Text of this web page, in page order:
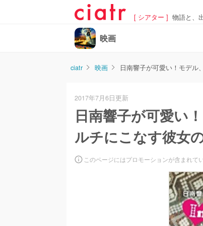
[ シアター ] 物語と、
映画
ciatr 映画 日南響子が可愛い！モデル
2017年7月6日更新
日南響子が可愛い
ルチにこなす彼女
このページにはプロモーションが含まれて